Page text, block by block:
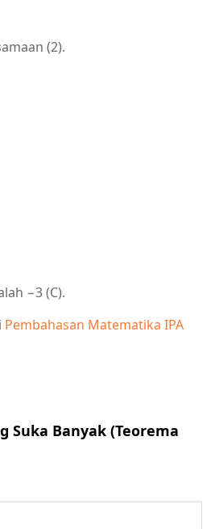
(2).
−3 (C).
Pembahasan Matematika IPA
Suka Banyak (Teorema